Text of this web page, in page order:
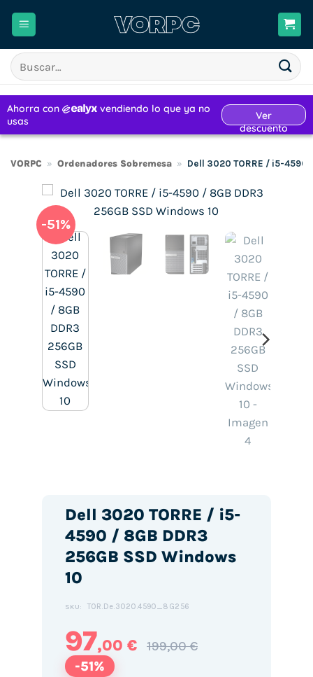
Buscar
por:
VORPC » Ordenadores Sobremesa » Dell 3020 TORRE / i5-4590
-51%
Dell 3020 TORRE / i5-
4590 / 8GB DDR3
256GB SSD Windows
10
SKU: TOR.De.3020.4590_8G256
97,00 € 199,00 €
-51%